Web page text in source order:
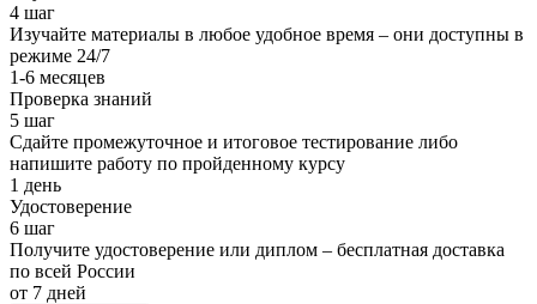
4 шаг
Изучайте материалы в любое удобное время – они доступны в
режиме 24/7
1-6 месяцев
Проверка знаний
5 шаг
Сдайте промежуточное и итоговое тестирование либо
напишите работу по пройденному курсу
1 день
Удостоверение
6 шаг
Получите удостоверение или диплом – бесплатная доставка
по всей России
от 7 дней